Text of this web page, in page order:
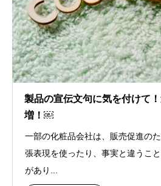
製品の宣伝文句に気を付けて
増！￼
一部の化粧品会社は、販売促進の
張表現を使ったり、事実と違うこ
があり...